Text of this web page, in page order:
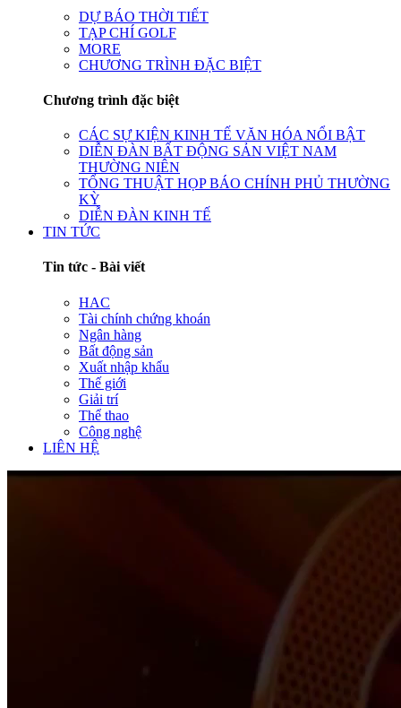
DỰ BÁO THỜI TIẾT
TẠP CHÍ GOLF
MORE
CHƯƠNG TRÌNH ĐẶC BIỆT
Chương trình đặc biệt
CÁC SỰ KIỆN KINH TẾ VĂN HÓA NỔI BẬT
DIỄN ĐÀN BẤT ĐỘNG SẢN VIỆT NAM
THƯỜNG NIÊN
TỔNG THUẬT HỌP BÁO CHÍNH PHỦ THƯỜNG
KỲ
DIỄN ĐÀN KINH TẾ
TIN TỨC
Tin tức - Bài viết
HAC
Tài chính chứng khoán
Ngân hàng
Bất động sản
Xuất nhập khẩu
Thế giới
Giải trí
Thể thao
Công nghệ
LIÊN HỆ